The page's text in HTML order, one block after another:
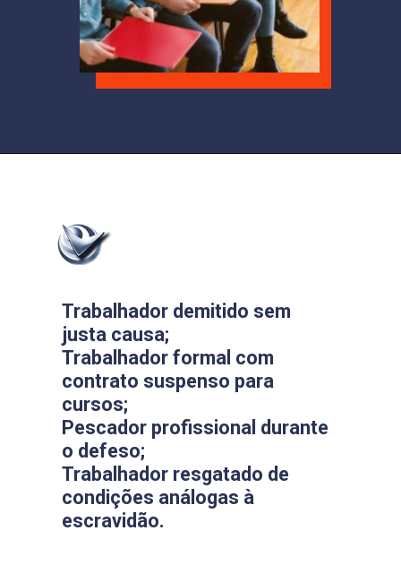
Trabalhador demitido sem
justa causa;
Trabalhador formal com
contrato suspenso para
cursos;
Pescador profissional durante
o defeso;
Trabalhador resgatado de
condições análogas à
escravidão.